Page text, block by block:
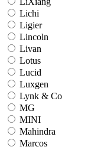
Lichi
Ligier
Lincoln
Livan
Lotus
Lucid
Luxgen
Lynk & Co
MG
MINI
Mahindra
Marcos